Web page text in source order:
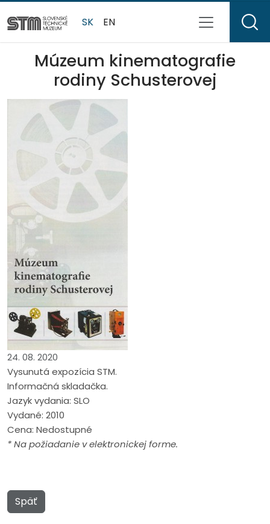
SK EN
Múzeum kinematografie
rodiny Schusterovej
24. 08. 2020
Vysunutá expozícia STM.
Informačná skladačka.
Jazyk vydania: SLO
Vydané: 2010
Cena: Nedostupné
* Na požiadanie v elektronickej forme.
Späť